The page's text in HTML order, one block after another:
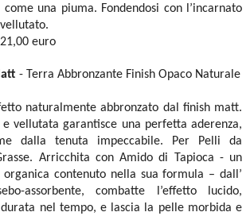
una piuma. Fondendosi con l’incarnato
euro
- Terra Abbronzante Finish Opaco Naturale
naturalmente abbronzato dal finish matt.
vellutata garantisce una perfetta aderenza,
dalla tenuta impeccabile. Per Pelli da
Arricchita con Amido di Tapioca - un
contenuto nella sua formula – dall’
assorbente, combatte l’effetto lucido,
durata nel tempo, e lascia la pelle morbida e